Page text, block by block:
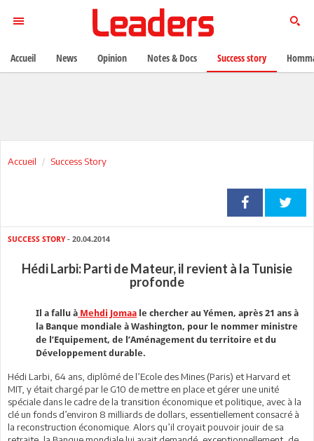
Accueil Success Story
SUCCESS STORY- 20.04.2014
Hédi Larbi: Parti de Mateur, il revient à la Tunisie
profonde
Il a fallu à Mehdi Jomaa le chercher au Yémen, après 21 ans à
la Banque mondiale à Washington, pour le nommer ministre
de l’Equipement, de l’Aménagement du territoire et du
Développement durable.
Hédi Larbi, 64 ans, diplômé de l’Ecole des Mines (Paris) et Harvard et
MIT, y était chargé par le G10 de mettre en place et gérer une unité
spéciale dans le cadre de la transition économique et politique, avec à la
clé un fonds d’environ 8 milliards de dollars, essentiellement consacré à
la reconstruction économique. Alors qu’il croyait pouvoir jouir de sa
Accueil News Opinion Notes & Docs Success story